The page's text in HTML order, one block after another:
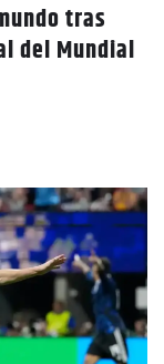
tras
del Mundial